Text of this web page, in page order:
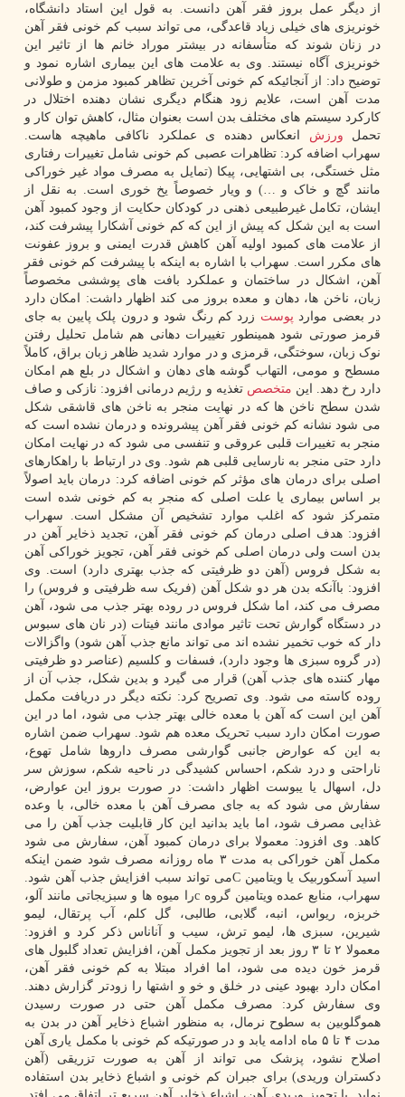
از دیگر عمل بروز فقر آهن دانست. به قول این استاد دانشگاه،
خونریزی های خیلی زیاد قاعدگی، می تواند سبب کم خونی فقر آهن
در زنان شوند که متأسفانه در بیشتر موراد خانم ها از تاثیر این
خونریزی آگاه نیستند. وی به علامت های این بیماری اشاره نمود و
توضیح داد: از آنجائیکه کم خونی آخرین تظاهر کمبود مزمن و طولانی
مدت آهن است، علایم زود هنگام دیگری نشان دهنده اختلال در
کارکرد سیستم های مختلف بدن است بعنوان مثال، کاهش توان کار و
تحمل ورزش انعکاس دهنده ی عملکرد ناکافی ماهیچه هاست.
سهراب اضافه کرد: تظاهرات عصبی کم خونی شامل تغییرات رفتاری
مثل خستگی، بی اشتهایی، پیکا (تمایل به مصرف مواد غیر خوراکی
مانند گچ و خاک و …) و ویار خصوصاً یخ خوری است. به نقل از
ایشان، تکامل غیرطبیعی ذهنی در کودکان حکایت از وجود کمبود آهن
است به این شکل که پیش از این که کم خونی آشکارا پیشرفت کند،
از علامت های کمبود اولیه آهن کاهش قدرت ایمنی و بروز عفونت
های مکرر است. سهراب با اشاره به اینکه با پیشرفت کم خونی فقر
آهن، اشکال در ساختمان و عملکرد بافت های پوششی مخصوصاً
زبان، ناخن ها، دهان و معده بروز می کند اظهار داشت: امکان دارد
در بعضی موارد پوست زرد کم رنگ شود و درون پلک پایین به جای
قرمز صورتی شود همینطور تغییرات دهانی هم شامل تحلیل رفتن
نوک زبان، سوختگی، قرمزی و در موارد شدید ظاهر زبان براق، کاملاً
مسطح و مومی، التهاب گوشه های دهان و اشکال در بلع هم امکان
دارد رخ دهد. این متخصص تغذیه و رژیم درمانی افزود: نازکی و صاف
شدن سطح ناخن ها که در نهایت منجر به ناخن های قاشقی شکل
می شود نشانه کم خونی فقر آهن پیشرونده و درمان نشده است که
منجر به تغییرات قلبی عروقی و تنفسی می شود که در نهایت امکان
دارد حتی منجر به نارسایی قلبی هم شود. وی در ارتباط با راهکارهای
اصلی برای درمان های مؤثر کم خونی اضافه کرد: درمان باید اصولاً
بر اساس بیماری یا علت اصلی که منجر به کم خونی شده است
متمرکز شود که اغلب موارد تشخیص آن مشکل است. سهراب
افزود: هدف اصلی درمان کم خونی فقر آهن، تجدید ذخایر آهن در
بدن است ولی درمان اصلی کم خونی فقر آهن، تجویز خوراکی آهن
به شکل فروس (آهن دو ظرفیتی که جذب بهتری دارد) است. وی
افزود: باآنکه بدن هر دو شکل آهن (فریک سه ظرفیتی و فروس) را
مصرف می کند، اما شکل فروس در روده بهتر جذب می شود، آهن
در دستگاه گوارش تحت تاثیر موادی مانند فیتات (در نان های سبوس
دار که خوب تخمیر نشده اند می تواند مانع جذب آهن شود) واگزالات
(در گروه سبزی ها وجود دارد)، فسفات و کلسیم (عناصر دو ظرفیتی
مهار کننده های جذب آهن) قرار می گیرد و بدین شکل، جذب آن از
روده کاسته می شود. وی تصریح کرد: نکته دیگر در دریافت مکمل
آهن این است که آهن با معده خالی بهتر جذب می شود، اما در این
صورت امکان دارد سبب تحریک معده هم شود. سهراب ضمن اشاره
به این که عوارض جانبی گوارشی مصرف داروها شامل تهوع،
ناراحتی و درد شکم، احساس کشیدگی در ناحیه شکم، سوزش سر
دل، اسهال یا یبوست اظهار داشت: در صورت بروز این عوارض،
سفارش می شود که به جای مصرف آهن با معده خالی، با وعده
غذایی مصرف شود، اما باید بدانید این کار قابلیت جذب آهن را می
کاهد. وی افزود: معمولا برای درمان کمبود آهن، سفارش می شود
مکمل آهن خوراکی به مدت ۳ ماه روزانه مصرف شود ضمن اینکه
اسید آسکوربیک یا ویتامین Cمی تواند سبب افزایش جذب آهن شود.
سهراب، منابع عمده ویتامین گروه cرا میوه ها و سبزیجاتی مانند آلو،
خربزه، ریواس، انبه، گلابی، طالبی، گل کلم، آب پرتقال، لیمو
شیرین، سبزی ها، لیمو ترش، سیب و آناناس ذکر کرد و افزود:
معمولا ۲ تا ۳ روز بعد از تجویز مکمل آهن، افزایش تعداد گلبول های
قرمز خون دیده می شود، اما افراد مبتلا به کم خونی فقر آهن،
امکان دارد بهبود عینی در خلق و خو و اشتها را زودتر گزارش دهند.
وی سفارش کرد: مصرف مکمل آهن حتی در صورت رسیدن
هموگلوبین به سطوح نرمال، به منظور اشباع ذخایر آهن در بدن به
مدت ۴ تا ۵ ماه ادامه یابد و در صورتیکه کم خونی با مکمل یاری آهن
اصلاح نشود، پزشک می تواند از آهن به صورت تزریقی (آهن
دکستران وریدی) برای جبران کم خونی و اشباع ذخایر بدن استفاده